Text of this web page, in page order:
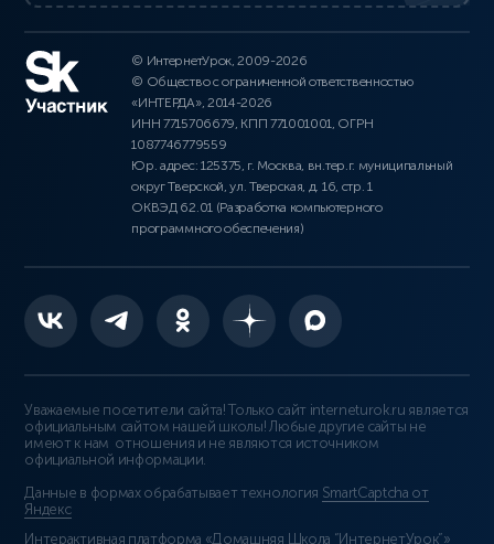
© ИнтернетУрок, 2009-2026
© Общество с ограниченной ответственностью
«ИНТЕРДА», 2014-2026
ИНН 7715706679, КПП 771001001, ОГРН
1087746779559
Юр. адрес: 125375, г. Москва, вн.тер.г. муниципальный
округ Тверской, ул. Тверская, д. 16, стр. 1
ОКВЭД 62.01 (Разработка компьютерного
программного обеспечения)
Уважаемые посетители сайта! Только сайт interneturok.ru является
официальным сайтом нашей школы! Любые другие сайты не
имеют к нам отношения и не являются источником
официальной информации.
Данные в формах обрабатывает технология SmartCaptcha от
Яндекс
Интерактивная платформа «Домашняя Школа “ИнтернетУрок”»